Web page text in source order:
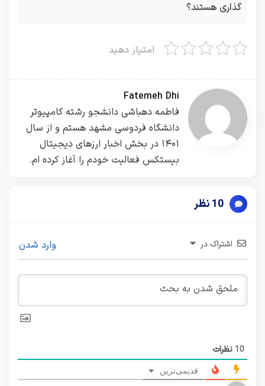
گذاری هستند؟
امتیاز دهید
Fatemeh Dhi
فاطمه دهباشی دانشجو رشته کامپیوتر
دانشگاه فردوسی مشهد هستم و از سال
۱۴۰۱ در بخش اخبار ارزهای دیجیتال
بیستکس فعالیت خودم را آغاز کرده ام.
اشتراک در وارد شدن
10 نظرات
قدیمی‌ترین